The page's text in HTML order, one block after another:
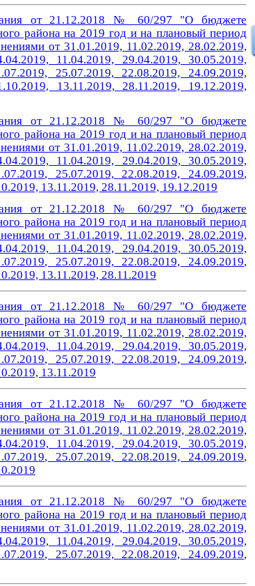
от 21.12.2018 № 60/297 "О бюджете
района на 2019 год и на плановый период
от 31.01.2019, 11.02.2019, 28.02.2019,
11.04.2019, 29.04.2019, 30.05.2019,
25.07.2019, 22.08.2019, 24.09.2019,
13.11.2019, 28.11.2019, 19.12.2019,
от 21.12.2018 № 60/297 "О бюджете
района на 2019 год и на плановый период
от 31.01.2019, 11.02.2019, 28.02.2019,
11.04.2019, 29.04.2019, 30.05.2019,
, 25.07.2019, 22.08.2019, 24.09.2019,
13.11.2019, 28.11.2019, 19.12.2019
от 21.12.2018 № 60/297 "О бюджете
района на 2019 год и на плановый период
от 31.01.2019, 11.02.2019, 28.02.2019,
11.04.2019, 29.04.2019, 30.05.2019,
, 25.07.2019, 22.08.2019, 24.09.2019,
13.11.2019, 28.11.2019
от 21.12.2018 № 60/297 "О бюджете
района на 2019 год и на плановый период
от 31.01.2019, 11.02.2019, 28.02.2019,
11.04.2019, 29.04.2019, 30.05.2019,
, 25.07.2019, 22.08.2019, 24.09.2019,
13.11.2019
от 21.12.2018 № 60/297 "О бюджете
района на 2019 год и на плановый период
от 31.01.2019, 11.02.2019, 28.02.2019,
11.04.2019, 29.04.2019, 30.05.2019,
, 25.07.2019, 22.08.2019, 24.09.2019,
от 21.12.2018 № 60/297 "О бюджете
района на 2019 год и на плановый период
от 31.01.2019, 11.02.2019, 28.02.2019,
11.04.2019, 29.04.2019, 30.05.2019,
, 25.07.2019, 22.08.2019, 24.09.2019,